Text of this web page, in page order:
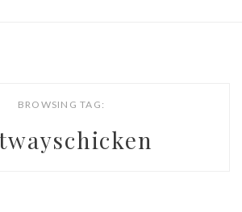
BROWSING TAG: